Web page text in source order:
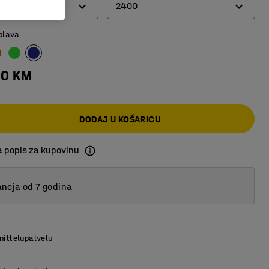
2400
KM
DODAJ U KOŠARICU
popis za kupovinu
od 7 godina